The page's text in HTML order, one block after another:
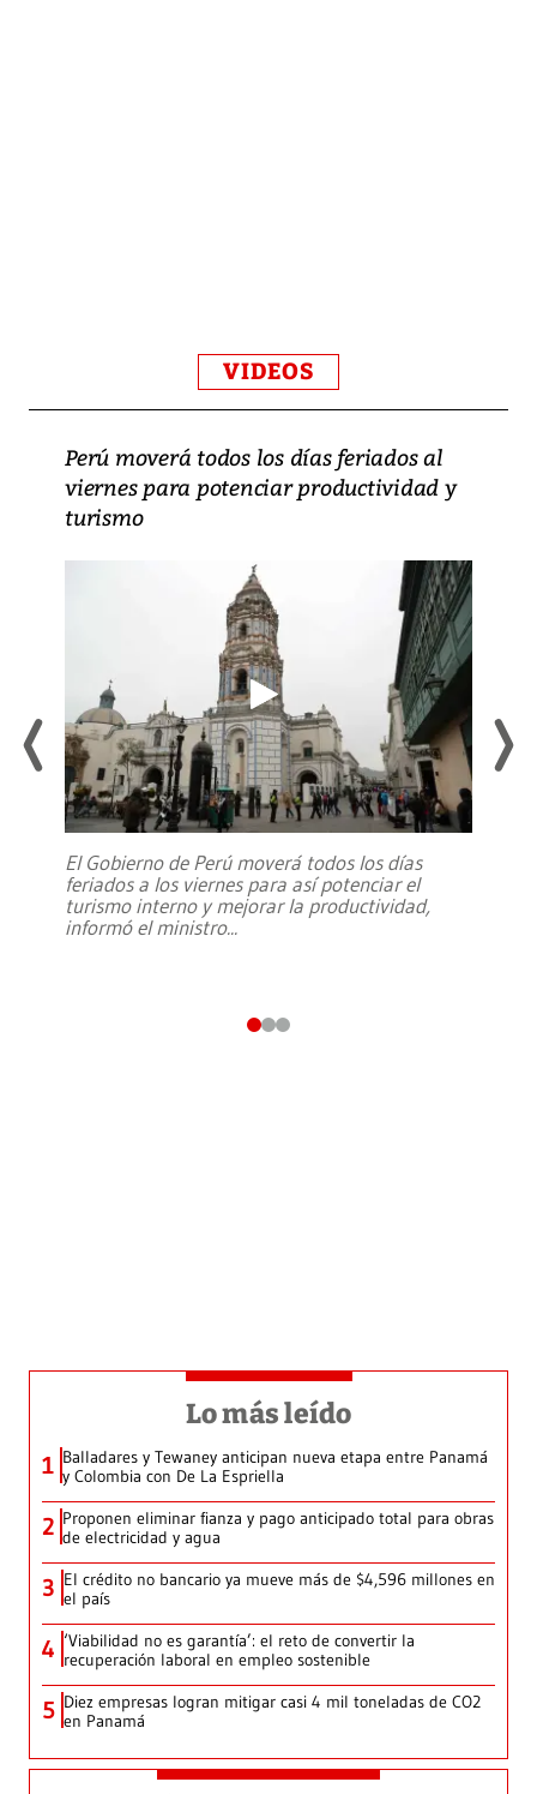
VIDEOS
Perú moverá todos los días feriados al
viernes para potenciar productividad y
turismo
El Gobierno de Perú moverá todos los días
feriados a los viernes para así potenciar el
turismo interno y mejorar la productividad,
informó el ministro...
Lo más leído
1 Balladares y Tewaney anticipan nueva etapa entre Panamá
y Colombia con De La Espriella
2 Proponen eliminar fianza y pago anticipado total para obras
de electricidad y agua
3 El crédito no bancario ya mueve más de $4,596 millones en
el país
4 ‘Viabilidad no es garantía’: el reto de convertir la
recuperación laboral en empleo sostenible
5 Diez empresas logran mitigar casi 4 mil toneladas de CO2
en Panamá